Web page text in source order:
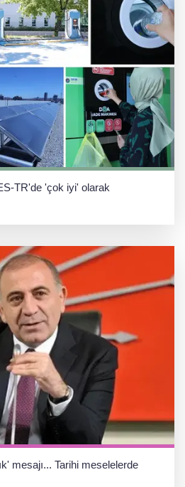
TR'de 'çok iyi' olarak
mesajı... Tarihi meselelerde